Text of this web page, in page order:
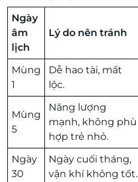
Ngày
âm
lịch
Lý do nên tránh
Mùng
1
Dễ hao tài, mất
lộc.
Mùng
5
Năng lượng
mạnh, không phù
hợp trẻ nhỏ.
Ngày
30
Ngày cuối tháng,
vận khí không tốt.